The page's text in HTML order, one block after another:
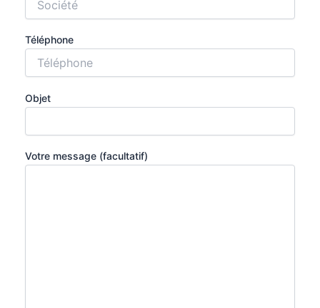
Téléphone
Objet
Votre message (facultatif)